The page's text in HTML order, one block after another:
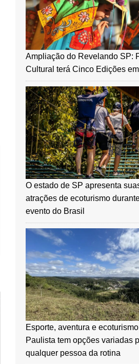
Ampliação do Revelando SP:
Cultural terá Cinco Edições
O estado de SP apresenta
atrações de ecoturismo
evento do Brasil
Esporte, aventura e
Paulista tem opções variadas
qualquer pessoa da rotina